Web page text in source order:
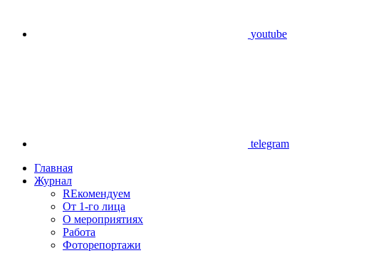
youtube
telegram
Главная
Журнал
REкомендуем
От 1-го лица
О мероприятиях
Работа
Фоторепортажи